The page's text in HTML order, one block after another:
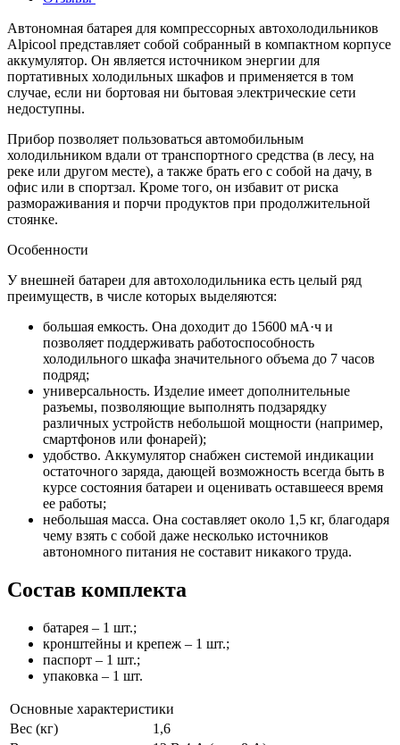
Автономная батарея для компрессорных автохолодильников
Alpicool представляет собой собранный в компактном корпусе
аккумулятор. Он является источником энергии для
портативных холодильных шкафов и применяется в том
случае, если ни бортовая ни бытовая электрические сети
недоступны.
Прибор позволяет пользоваться автомобильным
холодильником вдали от транспортного средства (в лесу, на
реке или другом месте), а также брать его с собой на дачу, в
офис или в спортзал. Кроме того, он избавит от риска
размораживания и порчи продуктов при продолжительной
стоянке.
Особенности
У внешней батареи для автохолодильника есть целый ряд
преимуществ, в числе которых выделяются:
большая емкость. Она доходит до 15600 мА·ч и
позволяет поддерживать работоспособность
холодильного шкафа значительного объема до 7 часов
подряд;
универсальность. Изделие имеет дополнительные
разъемы, позволяющие выполнять подзарядку
различных устройств небольшой мощности (например,
смартфонов или фонарей);
удобство. Аккумулятор снабжен системой индикации
остаточного заряда, дающей возможность всегда быть в
курсе состояния батареи и оценивать оставшееся время
ее работы;
небольшая масса. Она составляет около 1,5 кг, благодаря
чему взять с собой даже несколько источников
автономного питания не составит никакого труда.
Состав комплекта
батарея – 1 шт.;
кронштейны и крепеж – 1 шт.;
паспорт – 1 шт.;
упаковка – 1 шт.
Основные характеристики
Вес (кг)
1,6